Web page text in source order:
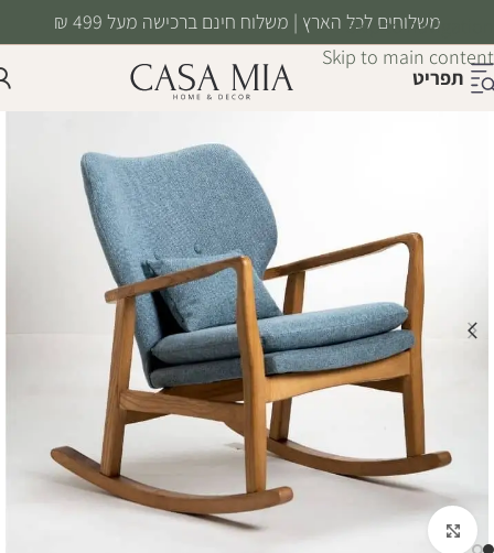
Skip to navigation
Skip to main content
משלוחים לכל הארץ | משלוח חינם ברכישה מעל 499 ₪
תפריט
לחצו להגדלה